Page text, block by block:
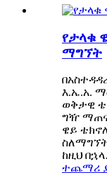
የታላቁ
ማግኘት
እ.ኤ.አ.
ወቅታዊ
ግዥ
ዌይ
ከዚህ
ተጨማሪ